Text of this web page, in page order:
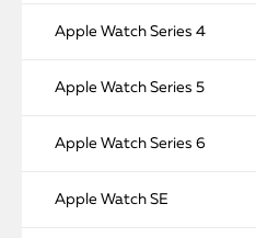
Apple Watch Series 4
Apple Watch Series 5
Apple Watch Series 6
Apple Watch SE